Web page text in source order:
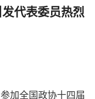
代表委员热烈
加全国政协十四届